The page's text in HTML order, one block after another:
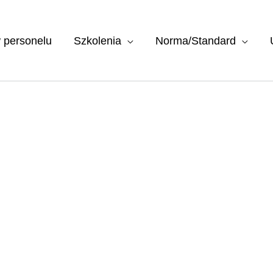
personelu Szkolenia Norma/Standard